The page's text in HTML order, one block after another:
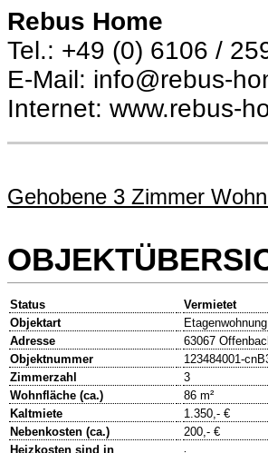
Rebus Home
Tel.: +49 (0) 6106 /
E-Mail: info@rebus-
Internet: www.rebus-
Gehobene 3 Zimmer
Status
Vermietet
Objektart
Etagenwohnung
Adresse
63067
Objektnummer
123484001-
Zimmerzahl
3
Wohnfläche (ca.)
86 m²
Kaltmiete
1.350,- €
Nebenkosten (ca.)
200,- €
Heizkosten sind in